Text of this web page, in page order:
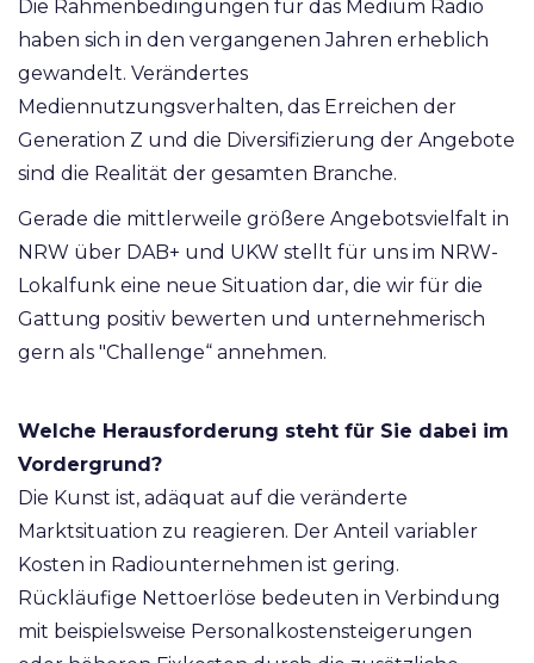
Die Rahmenbedingungen für das Medium Radio
haben sich in den vergangenen Jahren erheblich
gewandelt. Verändertes
Mediennutzungsverhalten, das Erreichen der
Generation Z und die Diversifizierung der Angebote
sind die Realität der gesamten Branche.
Gerade die mittlerweile größere Angebotsvielfalt in
NRW über DAB+ und UKW stellt für uns im NRW-
Lokalfunk eine neue Situation dar, die wir für die
Gattung positiv bewerten und unternehmerisch
gern als "Challenge“ annehmen.
Welche Herausforderung steht für Sie dabei im
Vordergrund?
Die Kunst ist, adäquat auf die veränderte
Marktsituation zu reagieren. Der Anteil variabler
Kosten in Radiounternehmen ist gering.
Rückläufige Nettoerlöse bedeuten in Verbindung
mit beispielsweise Personalkostensteigerungen